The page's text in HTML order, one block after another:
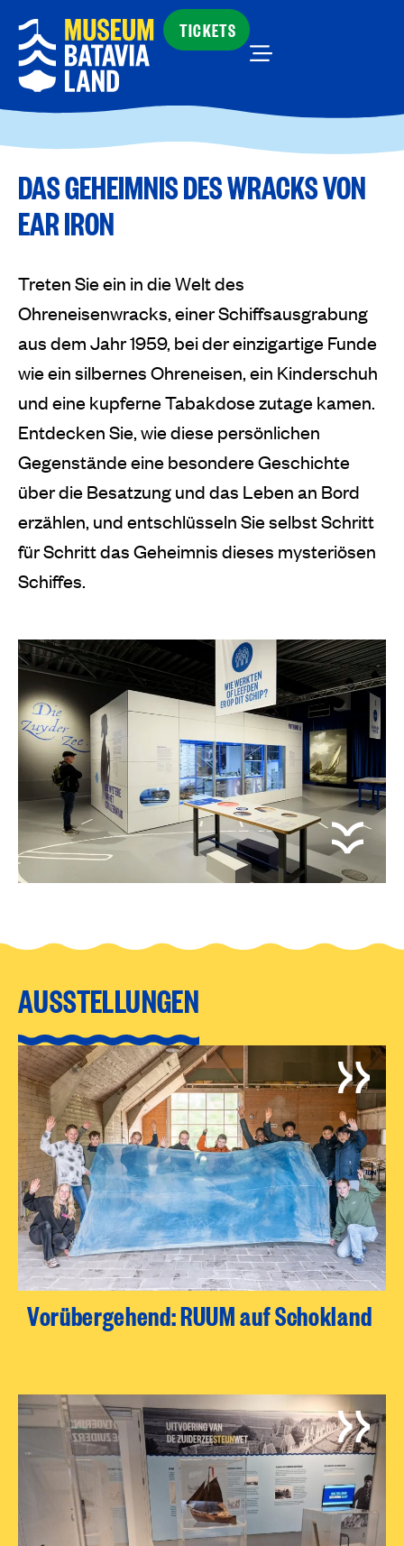
TICKETS
DAS GEHEIMNIS DES WRACKS VON
EAR IRON
Treten Sie ein in die Welt des
Ohreneisenwracks, einer Schiffsausgrabung
aus dem Jahr 1959, bei der einzigartige Funde
wie ein silbernes Ohreneisen, ein Kinderschuh
und eine kupferne Tabakdose zutage kamen.
Entdecken Sie, wie diese persönlichen
Gegenstände eine besondere Geschichte
über die Besatzung und das Leben an Bord
erzählen, und entschlüsseln Sie selbst Schritt
für Schritt das Geheimnis dieses mysteriösen
Schiffes.
AUSSTELLUNGEN
Vorübergehend: RUUM auf Schokland